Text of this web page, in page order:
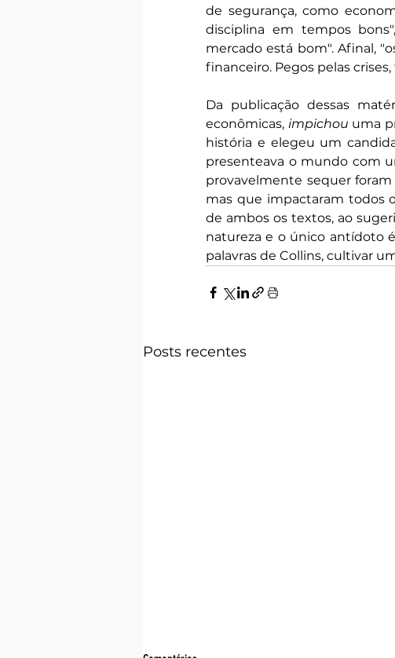
de segurança, como
disciplina em tempos
mercado está bom". Afinal,
financeiro. Pegos pelas
Da publicação dessas
econômicas, impichou uma
história e elegeu um
presenteava o mundo com
provavelmente sequer
mas que impactaram todos
de ambos os textos, ao
natureza e o único antídoto
palavras de Collins, cultivar
Posts recentes